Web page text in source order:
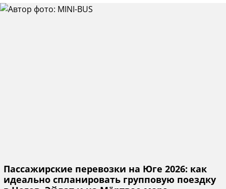
Пассажирские перевозки на Юге 2026: как
идеально спланировать групповую поездку